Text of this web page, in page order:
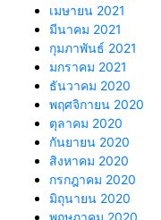
เมษายน 2021
มีนาคม 2021
กุมภาพันธ์ 2021
มกราคม 2021
ธันวาคม 2020
พฤศจิกายน 2020
ตุลาคม 2020
กันยายน 2020
สิงหาคม 2020
กรกฎาคม 2020
มิถุนายน 2020
พฤษภาคม 2020